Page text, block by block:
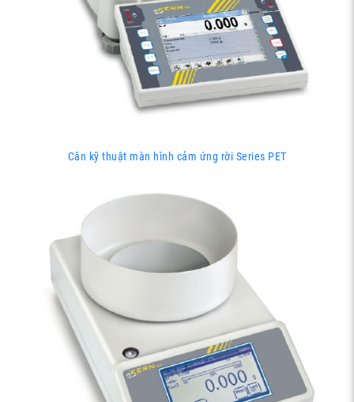
Cân kỹ thuật màn hình cảm ứng rời Series PET